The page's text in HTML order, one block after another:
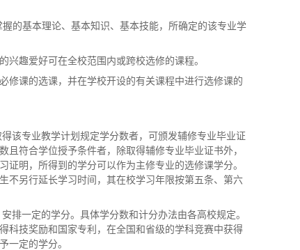
的基本理论、基本知识、基本技能，所确定的该专业学
兴趣爱好可在全校范围内或跨校选修的课程。
修课的选课，并在学校开设的有关课程中进行选修课的
该专业教学计划规定学分数者，可颁发辅修专业毕业证
符合学位授予条件者，除取得辅修专业毕业证书外，
明，所得到的学分可以作为主修专业的选修课学分。
不另行延长学习时间，其在校学习年限按第五条、第六
排一定的学分。具体学分数和计分办法由各高校规定。
科技奖励和国家专利，在全国和省级的学科竞赛中获得
一定的学分。